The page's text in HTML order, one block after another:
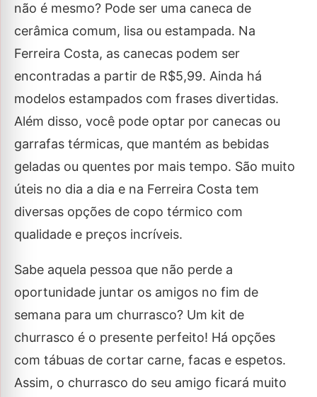
não é mesmo? Pode ser uma caneca de
cerâmica comum, lisa ou estampada. Na
Ferreira Costa, as canecas podem ser
encontradas a partir de R$5,99. Ainda há
modelos estampados com frases divertidas.
Além disso, você pode optar por canecas ou
garrafas térmicas, que mantém as bebidas
geladas ou quentes por mais tempo. São muito
úteis no dia a dia e na Ferreira Costa tem
diversas opções de copo térmico com
qualidade e preços incríveis.
Sabe aquela pessoa que não perde a
oportunidade juntar os amigos no fim de
semana para um churrasco? Um kit de
churrasco é o presente perfeito! Há opções
com tábuas de cortar carne, facas e espetos.
Assim, o churrasco do seu amigo ficará muito